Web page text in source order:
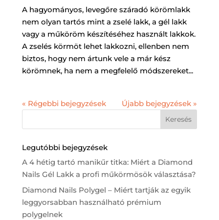
A hagyományos, levegőre száradó körömlakk
nem olyan tartós mint a zselé lakk, a gél lakk
vagy a műköröm készítéséhez használt lakkok.
A zselés körmöt lehet lakkozni, ellenben nem
biztos, hogy nem ártunk vele a már kész
körömnek, ha nem a megfelelő módszereket...
« Régebbi bejegyzések Újabb bejegyzések »
Legutóbbi bejegyzések
A 4 hétig tartó manikűr titka: Miért a Diamond
Nails Gél Lakk a profi műkörmösök választása?
Diamond Nails Polygel – Miért tartják az egyik
leggyorsabban használható prémium
polygelnek